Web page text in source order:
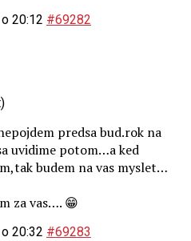
20:12 #69282
predsa bud.rok na
uvidime potom…a ked
budem na vas myslet…
za vas…. 😁
20:32 #69283